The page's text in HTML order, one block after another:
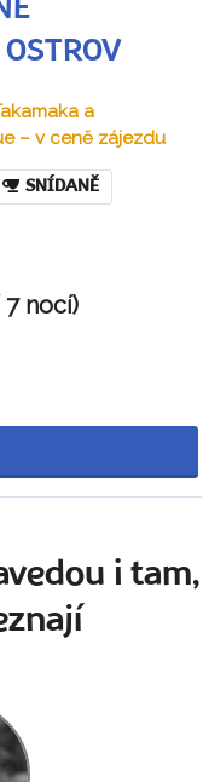
a
– v ceně zájezdu
SNÍDANĚ
7 nocí)
i tam,